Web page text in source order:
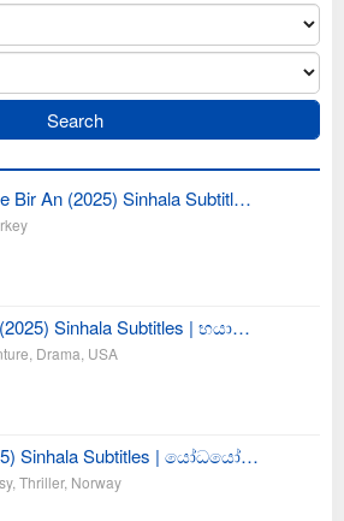
Bir An (2025) Sinhala Subtitl…
Sinhala Subtitles | භයා…
Drama USA
Sinhala Subtitles | යෝධයෝ…
, Thriller, Norway